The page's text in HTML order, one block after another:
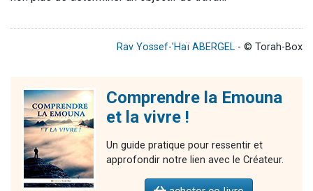
Rav Yossef-'Haï ABERGEL - © Torah-Box
Comprendre la Emouna
et la vivre !
Un guide pratique pour ressentir et
approfondir notre lien avec le Créateur.